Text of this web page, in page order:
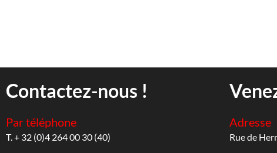
Contactez-nous !
Par téléphone
T. + 32 (0)4 264 00 30 (40)
Adresse
Rue de